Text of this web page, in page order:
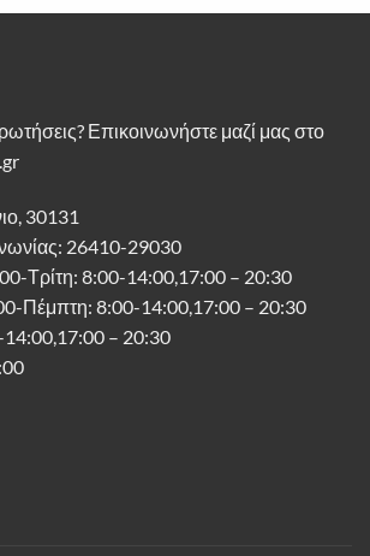
Επικοινωνήστε μαζί μας στο
30131
26410-29030
Τρίτη: 8:00-14:00,17:00 – 20:30
Πέμπτη: 8:00-14:00,17:00 – 20:30
– 20:30